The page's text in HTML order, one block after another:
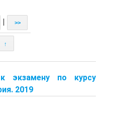
>>
↑
экзамену по курсу
2019